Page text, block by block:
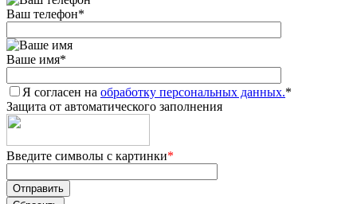
Ваш телефон*
Ваше имя*
Я согласен на обработку персональных данных.*
Защита от автоматического заполнения
Введите символы с картинки*